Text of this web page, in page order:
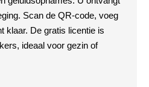
Scan de QR-code, voeg
klaar. De gratis licentie is
ideaal voor gezin of